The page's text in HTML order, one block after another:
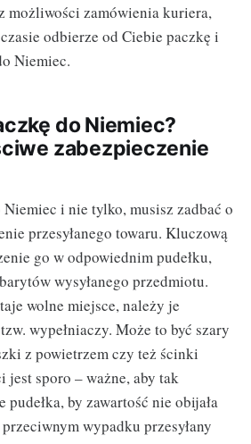
możliwości zamówienia kuriera,
odbierze od Ciebie paczkę i
Niemiec.
do Niemiec?
zabezpieczenie
Niemiec i nie tylko, musisz zadbać o
przesyłanego towaru. Kluczową
go w odpowiednim pudełku,
wysyłanego przedmiotu.
wolne miejsce, należy je
wypełniaczy. Może to być szary
z powietrzem czy też ścinki
sporo – ważne, aby tak
pudełka, by zawartość nie obijała
wypadku przesyłany